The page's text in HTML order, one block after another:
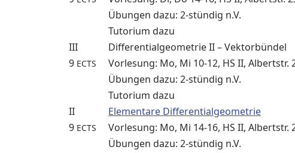
Übungen dazu: 2-stündig n.V.
Tutorium dazu
III
9 ECTS
Differentialgeometrie II – Vektorbündel
Vorlesung: Mo, Mi 10-12, HS II, Albertstr.
Übungen dazu: 2-stündig n.V.
Tutorium dazu
II
9 ECTS
Elementare Differentialgeometrie
Vorlesung: Mo, Mi 14-16, HS II, Albertstr.
Übungen dazu: 2-stündig n.V.